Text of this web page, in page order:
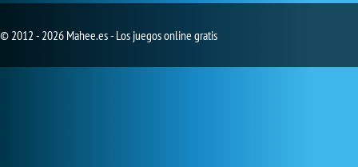
© 2012 - 2026 Mahee.es - Los juegos online gratis